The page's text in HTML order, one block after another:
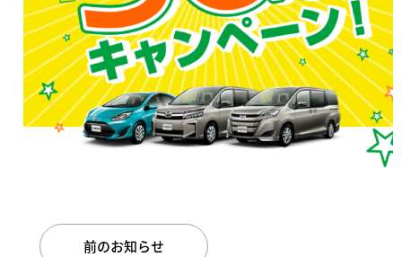
前のお知らせ